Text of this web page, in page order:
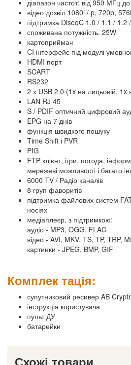
діапазон частот: від 950 МГц
відео дозвіл 1080i / p, 720p,
підтримка DiseqC 1.0 / 1.1 /
споживана потужність. 25W
картоприймач
CI інтерфейс під модулі
HDMI порт
SCART
RS232
2 х USB 2.0 (1x на лицьовій, 1x
LAN RJ 45
S / PDIF оптичний цифровий
EPG на 7 днів
функція швидкого пошуку
Time Shift і PVR
PIG
FTP клієнт, ігри, погода,
мережеві можливості і багато
6000 TV / Радіо каналів
8 груп фаворитів
підтримка файлових систем
носіях
медіаплеєр, з підтримкою:
аудіо - MP3, OGG, FLAC
відео - AVI, MKV, TS, TP, TRP,
картинки - JPEG, BMP, GIF
Комплек тація:
супутниковий ресивер AB
інструкція користувача
пульт ДУ
батарейки
Схожі товари